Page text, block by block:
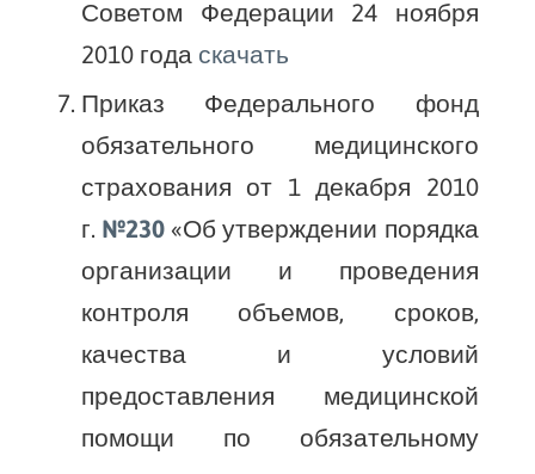
Советом Федерации 24 ноября
2010 года скачать
Приказ Федерального фонд
обязательного медицинского
страхования от 1 декабря 2010
г. №230«Об утверждении порядка
организации и проведения
контроля объемов, сроков,
качества и условий
предоставления медицинской
помощи по обязательному